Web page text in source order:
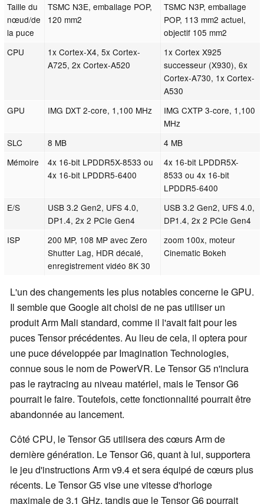
Taille du
nœud/de
la puce
TSMC N3E, emballage POP,
120 mm2
TSMC N3P, emballage
POP, 113 mm2 actuel,
objectif 105 mm2
CPU
1x Cortex-X4, 5x Cortex-
A725, 2x Cortex-A520
1x Cortex X925
successeur (X930), 6x
Cortex-A730, 1x Cortex-
A530
GPU
IMG DXT 2-core, 1,100 MHz
IMG CXTP 3-core, 1,100
MHz
SLC
8 MB
4 MB
Mémoire
4x 16-bit LPDDR5X-8533 ou
4x 16-bit LPDDR5-6400
4x 16-bit LPDDR5X-
8533 ou 4x 16-bit
LPDDR5-6400
E/S
USB 3.2 Gen2, UFS 4.0,
DP1.4, 2x 2 PCIe Gen4
USB 3.2 Gen2, UFS 4.0,
DP1.4, 2x 2 PCIe Gen4
ISP
200 MP, 108 MP avec Zero
Shutter Lag, HDR décalé,
enregistrement vidéo 8K 30
zoom 100x, moteur
Cinematic Bokeh
L'un des changements les plus notables concerne le GPU.
Il semble que Google ait choisi de ne pas utiliser un
produit Arm Mali standard, comme il l'avait fait pour les
puces Tensor précédentes. Au lieu de cela, il optera pour
une puce développée par Imagination Technologies,
connue sous le nom de PowerVR. Le Tensor G5 n'inclura
pas le raytracing au niveau matériel, mais le Tensor G6
pourrait le faire. Toutefois, cette fonctionnalité pourrait être
abandonnée au lancement.
Côté CPU, le Tensor G5 utilisera des cœurs Arm de
dernière génération. Le Tensor G6, quant à lui, supportera
le jeu d'instructions Arm v9.4 et sera équipé de cœurs plus
récents. Le Tensor G5 vise une vitesse d'horloge
maximale de 3,1 GHz, tandis que le Tensor G6 pourrait